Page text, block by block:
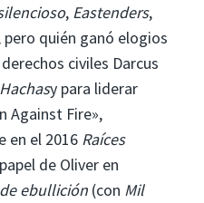
, Eastenders,
quién ganó elogios
civiles Darcus
Hachasy para liderar
Against Fire»,
en el 2016 Raíces
de Oliver en
ebullición (con Mil